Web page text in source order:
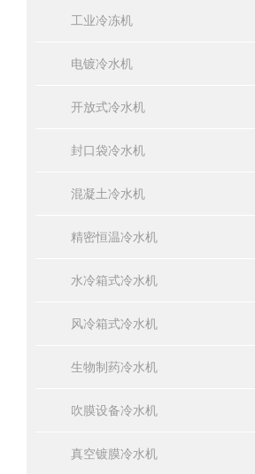
工业冷冻机
电镀冷水机
开放式冷水机
封口袋冷水机
混凝土冷水机
精密恒温冷水机
水冷箱式冷水机
风冷箱式冷水机
生物制药冷水机
吹膜设备冷水机
真空镀膜冷水机